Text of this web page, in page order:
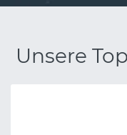
Unsere